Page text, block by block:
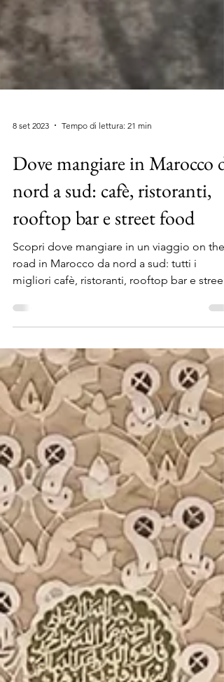
8 set 2023 Tempo di lettura: 21 min
Dove mangiare in Marocco da
nord a sud: cafè, ristoranti,
rooftop bar e street food
Scopri dove mangiare in un viaggio on the
migliori cafè, ristoranti, rooftop bar e street
food!